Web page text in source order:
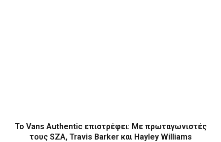
Το Vans Authentic επιστρέφει: Με πρωταγωνιστές
τους SZA, Travis Barker και Hayley Williams